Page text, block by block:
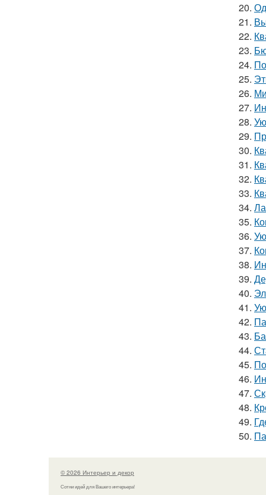
20.
21.
22.
23.
24.
25.
26.
27.
28.
29.
30.
31.
32.
33.
34.
35.
36.
37.
38.
39.
40.
41.
42.
43.
44.
45.
46.
47.
48.
49.
50.
© 2026 Интерьер и декор
Сотни идей для Вашего интерьера!